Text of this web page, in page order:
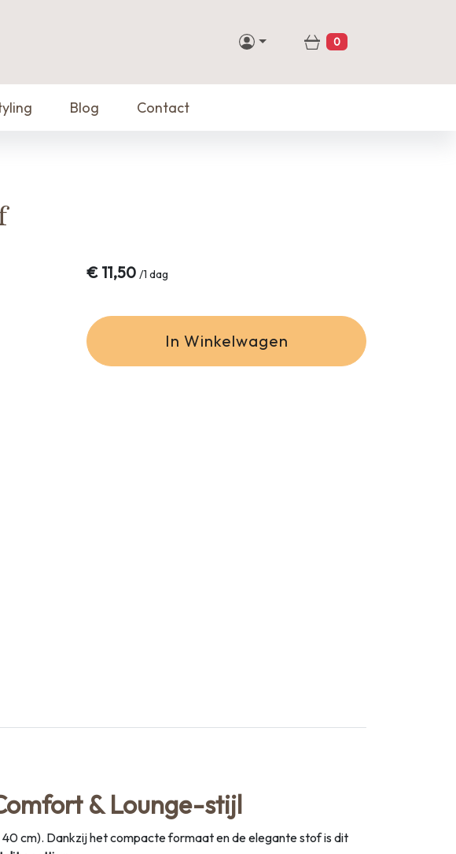
Winkelwagen
0
Blog Contact
€ 11,50 /1 dag
In Winkelwagen
& Lounge-stijl
cm). Dankzij het compacte formaat en de elegante stof is dit